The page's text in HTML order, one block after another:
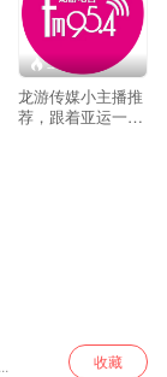
--
龙游传媒小主播推
荐，跟着亚运一起
收藏